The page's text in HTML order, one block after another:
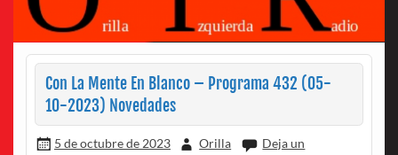
Con La Mente En Blanco – Programa 432 (05-
10-2023) Novedades
5 de octubre de 2023 Orilla
Deja un